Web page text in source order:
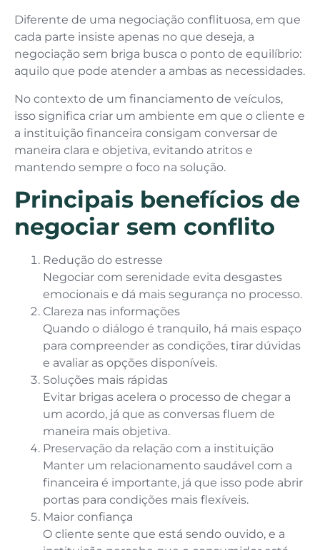
Diferente de uma negociação conflituosa, em que
cada parte insiste apenas no que deseja, a
negociação sem briga busca o ponto de equilíbrio:
aquilo que pode atender a ambas as necessidades.
No contexto de um financiamento de veículos,
isso significa criar um ambiente em que o cliente e
a instituição financeira consigam conversar de
maneira clara e objetiva, evitando atritos e
mantendo sempre o foco na solução.
Principais benefícios de
negociar sem conflito
Redução do estresse
Negociar com serenidade evita desgastes
emocionais e dá mais segurança no processo.
Clareza nas informações
Quando o diálogo é tranquilo, há mais espaço
para compreender as condições, tirar dúvidas
e avaliar as opções disponíveis.
Soluções mais rápidas
Evitar brigas acelera o processo de chegar a
um acordo, já que as conversas fluem de
maneira mais objetiva.
Preservação da relação com a instituição
Manter um relacionamento saudável com a
financeira é importante, já que isso pode abrir
portas para condições mais flexíveis.
Maior confiança
O cliente sente que está sendo ouvido, e a